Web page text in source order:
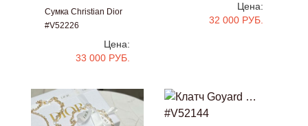
Сумка Christian Dior
#V52226
Цена:
33 000 РУБ.
Цена:
32 000 РУБ.